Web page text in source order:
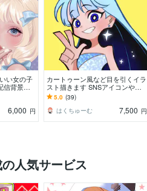
い女の子
信背景／
6,000 円
カートゥーン風など目を引くイラ
スト描きます SNSアイコンや記
念イラスト、立ち絵、キャラデザ
におすすめ！
5.0 (39)
はくちゅーむ
7,500 円
人気サービス